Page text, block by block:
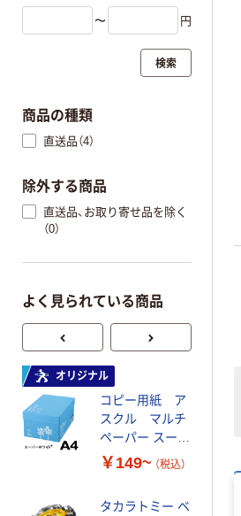
〜 円
検索
商品の種類
直送品（4）
除外する商品
直送品、お取り寄せ品を除く
（0）
よく見られている商品
オリジナル
コピー用紙 ア
スクル マルチ
ペーパー スーパ
ーホワイト+
￥149~ （税込）
タカラトミー ベ